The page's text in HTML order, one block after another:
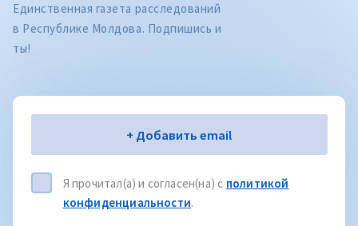
Единственная газета расследований
в Республике Молдова. Подпишись и
ты!
Электронная почта+ Добавить email
Я прочитал(а) и согласен(на) с политикой
конфиденциальности.